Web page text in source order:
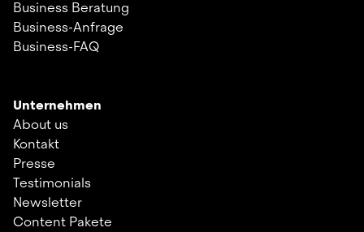
Business Beratung
Business-Anfrage
Business-FAQ
Unternehmen
About us
Kontakt
Presse
Testimonials
Newsletter
Content Pakete